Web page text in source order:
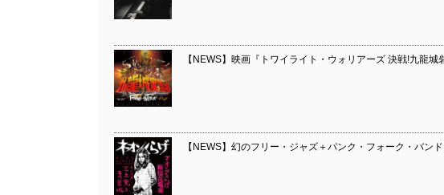
【NEWS】映画『トワイライト・ウォリアーズ 決戦!九龍
【NEWS】幻のフリー・ジャズ＋パンク・フォーク・バン